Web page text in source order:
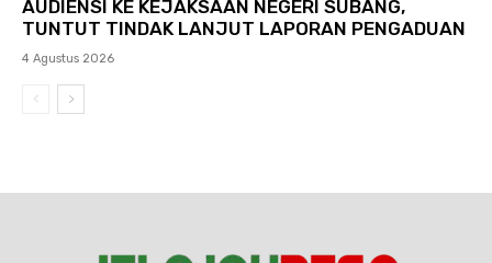
AUDIENSI KE KEJAKSAAN NEGERI SUBANG,
TUNTUT TINDAK LANJUT LAPORAN PENGADUAN
4 Agustus 2026